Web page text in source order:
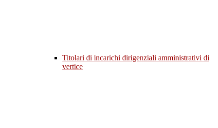
Titolari di incarichi dirigenziali amministrativi di
vertice